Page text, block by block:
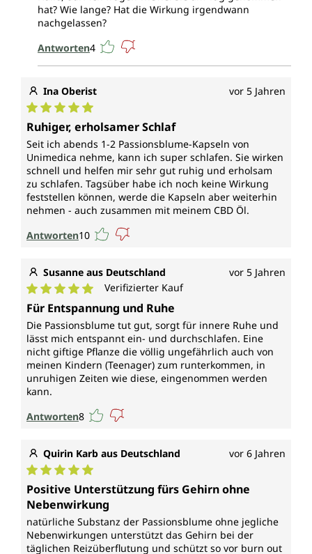
hat? Wie lange? Hat die Wirkung irgendwann
nachgelassen?
Antworten4
Ina Oberist vor 5 Jahren
Durchschnittliche Bewertung von 5 von 5 Sternen
Ruhiger, erholsamer Schlaf
Seit ich abends 1-2 Passionsblume-Kapseln von
Unimedica nehme, kann ich super schlafen. Sie wirken
schnell und helfen mir sehr gut ruhig und erholsam
zu schlafen. Tagsüber habe ich noch keine Wirkung
feststellen können, werde die Kapseln aber weiterhin
nehmen - auch zusammen mit meinem CBD Öl.
Antworten10
Susanne aus Deutschland vor 5 Jahren
Durchschnittliche Bewertung von 5 von 5 Sternen
Verifizierter Kauf
Für Entspannung und Ruhe
Die Passionsblume tut gut, sorgt für innere Ruhe und
lässt mich entspannt ein- und durchschlafen. Eine
nicht giftige Pflanze die völlig ungefährlich auch von
meinen Kindern (Teenager) zum runterkommen, in
unruhigen Zeiten wie diese, eingenommen werden
kann.
Antworten8
Quirin Karb aus Deutschland vor 6 Jahren
Durchschnittliche Bewertung von 5 von 5 Sternen
Positive Unterstützung fürs Gehirn ohne
Nebenwirkung
natürliche Substanz der Passionsblume ohne jegliche
Nebenwirkungen unterstützt das Gehirn bei der
täglichen Reizüberflutung und schützt so vor burn out